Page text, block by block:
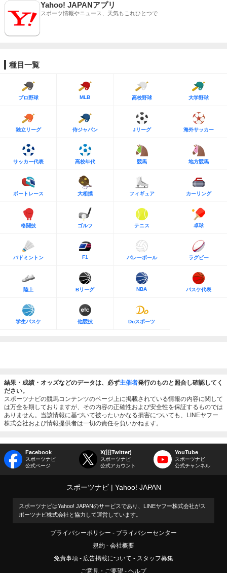
Yahoo! JAPANアプリ
スポーツ情報やニュース、天気もこれひとつで
種目一覧
プロ野球 MLB 高校野球 大学野球
独立リーグ 侍ジャパン Jリーグ 海外サッカー
サッカー代表 高校年代 競馬 地方競馬
ボートレース 大相撲 フィギュア カーリング
格闘技 ゴルフ テニス 卓球
バドミントン F1 バレーボール ラグビー
陸上 Bリーグ NBA バスケ代表
学生バスケ 他競技 Doスポーツ
結果・成績・オッズなどのデータは、必ず主催者発行のものと照合し確認してく
ださい。
スポーツナビの競馬コンテンツのページ上に掲載されている情報の内容に関して
は万全を期しておりますが、その内容の正確性および安全性を保証するものでは
ありません。当該情報に基づいて被ったいかなる損害についても、LINEヤフー
株式会社および情報提供者は一切の責任を負いかねます。
Facebook
スポーツナビ
公式ページ
X(旧Twitter)
スポーツナビ
公式アカウント
YouTube
スポーツナビ
公式チャンネル
スポーツナビ Yahoo! JAPAN
スポーツナビはYahoo! JAPANのサービスであり、LINEヤフー株式会社がス
ポーツナビ株式会社と協力して運営しています。
プライバシーポリシー
プライバシーセンター
規約
会社概要
免責事項
広告掲載について
スタッフ募集
ご意見・ご要望
ヘルプ